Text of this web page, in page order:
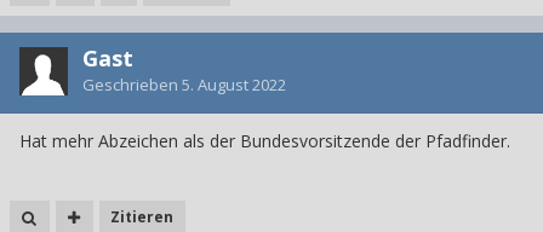
Gast
Geschrieben 5. August 2022
Hat mehr Abzeichen als der Bundesvorsitzende der Pfadfinder.
Zitieren